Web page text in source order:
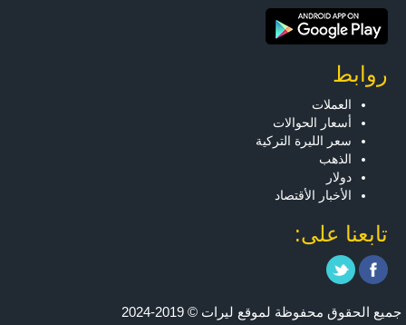
روابط
العملات
أسعار الحوالات
سعر الليرة التركية
الذهب
دولار
الأخبار الأقتصاد
تابعنا على:
جميع الحقوق محفوظة لموقع ليرات © 2019-2024